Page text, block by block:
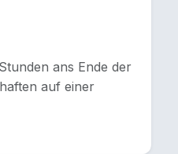
ans Ende der
auf einer